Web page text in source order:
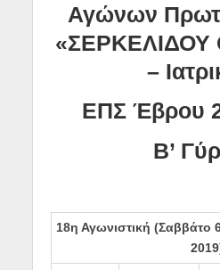
Αγώνων
«ΣΕΡΚΕΛΙΔΟΥ
–
ΕΠΣ Έβρου
Β’
18η Αγωνιστική (Σαββάτο
2019